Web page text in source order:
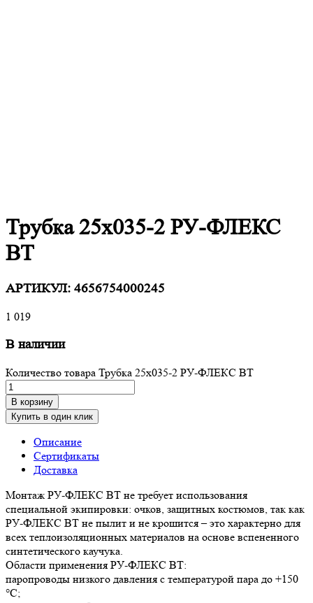
Трубка 25х035-2 РУ-ФЛЕКС
ВТ
АРТИКУЛ: 4656754000245
1 019
В наличии
Количество товара Трубка 25х035-2 РУ-ФЛЕКС ВТ
В корзину
Купить в один клик
Описание
Сертификаты
Доставка
Монтаж РУ-ФЛЕКС ВТ не требует использования
специальной экипировки: очков, защитных костюмов, так как
РУ-ФЛЕКС ВТ не пылит и не крошится – это характерно для
всех теплоизоляционных материалов на основе вспененного
синтетического каучука.
Области применения РУ-ФЛЕКС ВТ:
паропроводы низкого давления с температурой пара до +150
°С;